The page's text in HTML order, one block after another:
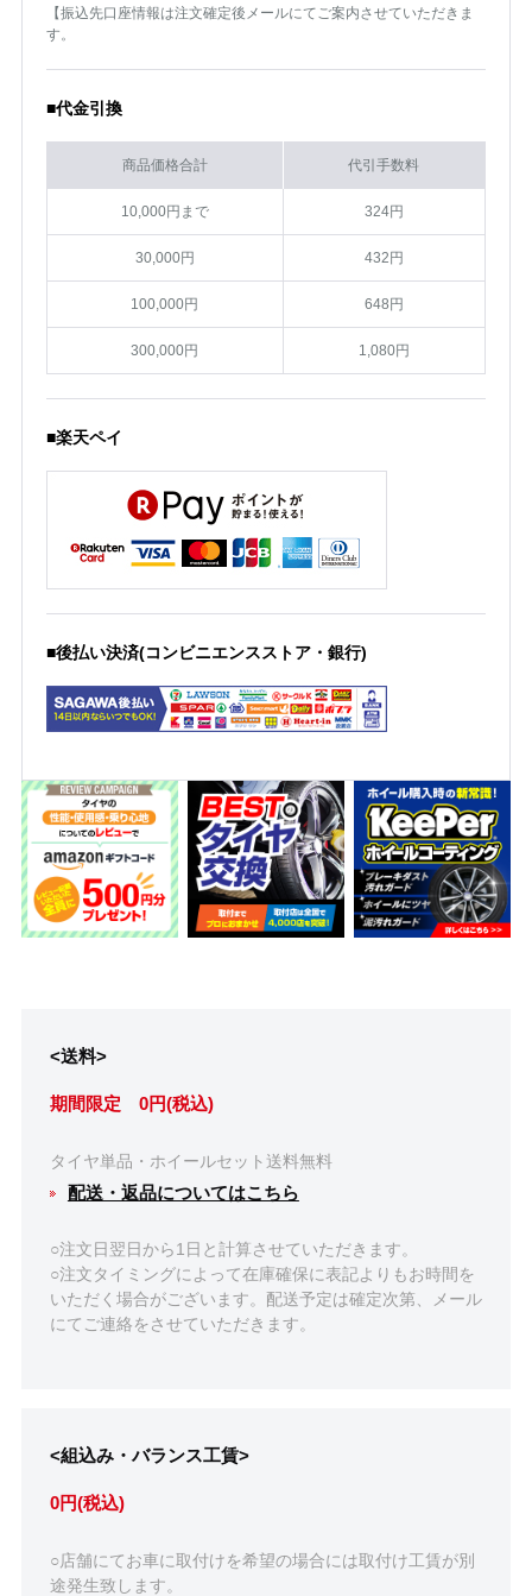
【振込先口座情報は注文確定後メールにてご案内させていただきま
す。
■代金引換
商品価格合計 代引手数料
10,000円まで 324円
30,000円 432円
100,000円 648円
300,000円 1,080円
■楽天ペイ
■後払い決済(コンビニエンスストア・銀行)
<送料>
期間限定 0円(税込)
タイヤ単品・ホイールセット送料無料
配送・返品についてはこちら
○注文日翌日から1日と計算させていただきます。
○注文タイミングによって在庫確保に表記よりもお時間を
いただく場合がございます。配送予定は確定次第、メール
にてご連絡をさせていただきます。
<組込み・バランス工賃>
0円(税込)
○店舗にてお車に取付けを希望の場合には取付け工賃が別
途発生致します。